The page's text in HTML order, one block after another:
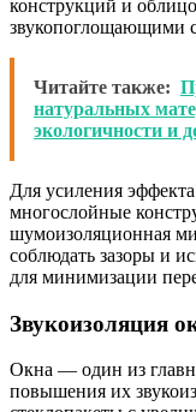
конструкций и
звукопоглощающими
Читайте также:
натуральных
экологичности и
Для усиления
многослойные
шумоизоляционная
соблюдать зазоры и
для минимизации
Звукоизоляция
Окна — один из
повышения их